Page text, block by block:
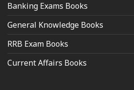
Banking Exams Books
General Knowledge Books
RRB Exam Books
Current Affairs Books